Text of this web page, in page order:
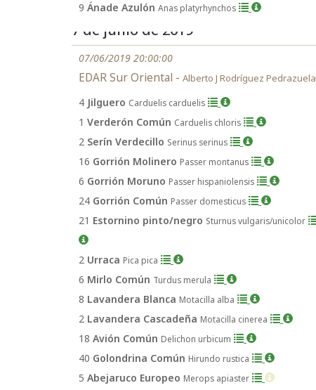
9 Ánade Azulón Anas platyrhynchos
7 de junio de 2019
07/06/2019 20:00:00
EDAR Sur Oriental - Alberto J Rodríguez Pedrazuela
4 Jilguero Carduelis carduelis
1 Verderón Común Carduelis chloris
2 Serín Verdecillo Serinus serinus
16 Gorrión Molinero Passer montanus
6 Gorrión Moruno Passer hispaniolensis
24 Gorrión Común Passer domesticus
21 Estornino pinto/negro Sturnus vulgaris/unicolor
2 Urraca Pica pica
6 Mirlo Común Turdus merula
8 Lavandera Blanca Motacilla alba
2 Lavandera Cascadeña Motacilla cinerea
18 Avión Común Delichon urbicum
40 Golondrina Común Hirundo rustica
5 Abejaruco Europeo Merops apiaster